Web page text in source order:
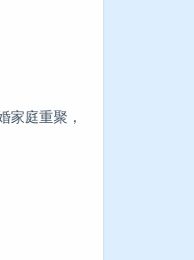
家庭重聚，